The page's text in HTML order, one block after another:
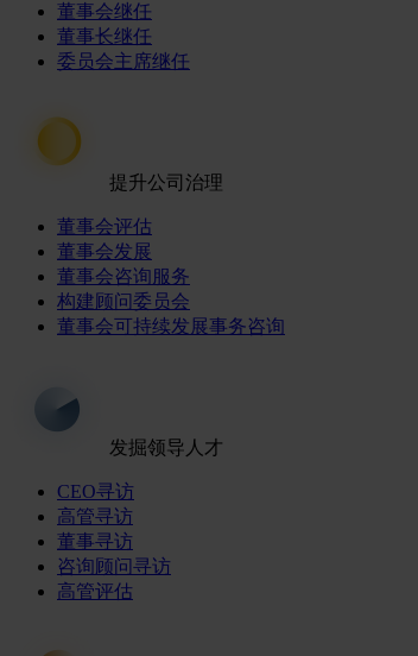
董事会继任
董事长继任
委员会主席继任
提升公司治理
董事会评估
董事会发展
董事会咨询服务
构建顾问委员会
董事会可持续发展事务咨询
发掘领导人才
CEO寻访
高管寻访
董事寻访
咨询顾问寻访
高管评估